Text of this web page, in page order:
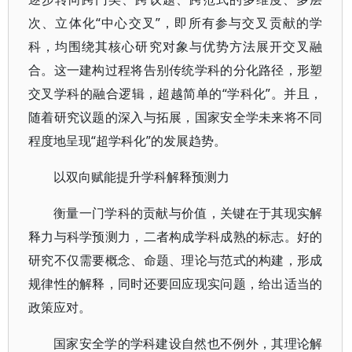
次、立体化“中心交叉”，即所有参与交叉贡献的学
科，均围绕其核心研究对象与优势方法展开交叉融
合。这一建构过程将告别传统学科的分化路径，形塑
交叉学科的融合逻辑，超越简单的“学科化”。并且，
随着研究议题的深入与拓展，国家安全学未来将不同
程度地呈现“超学科化”的发展趋势。
以双向赋能提升学科解释预测力
衡量一门学科的贡献与价值，关键在于其现实解
释力与科学预测力，二者构成学科成熟的标志。好的
研究不仅需要概念、命题、理论与范式的构建，形成
规律性的解释，同时还要回应现实问题，给出适当的
政策应对。
国家安全学的学科建设自然也不例外，其理论解